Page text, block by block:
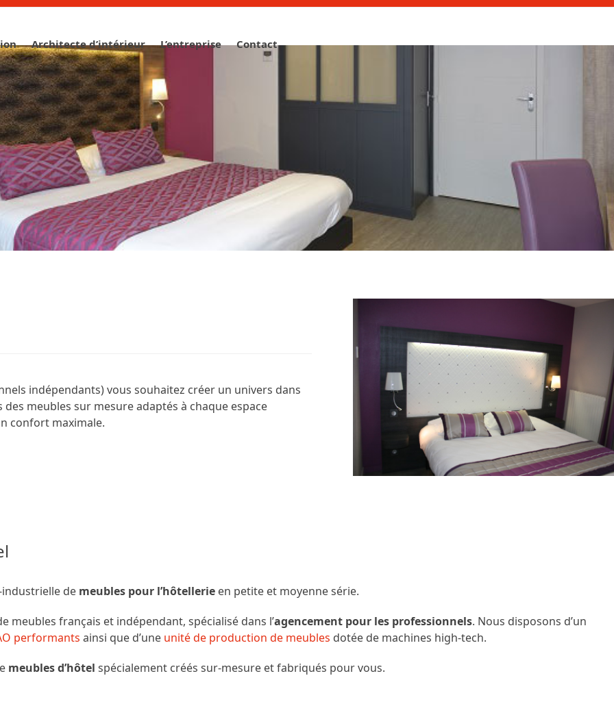
Architecte d’intérieur L’entreprise Contact
indépendants) vous souhaitez créer un univers dans
meubles sur mesure adaptés à chaque espace
confort maximale.
de meubles pour l’hôtellerie en petite et moyenne série.
meubles français et indépendant, spécialisé dans l’agencement pour les professionnels. Nous disposons d’un
performants ainsi que d’une unité de production de meubles dotée de machines high-tech.
meubles d’hôtel spécialement créés sur-mesure et fabriqués pour vous.